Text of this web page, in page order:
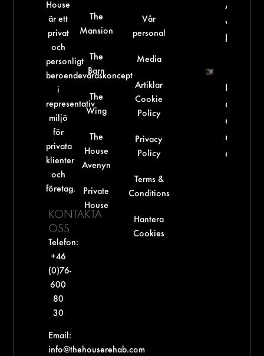
House
är ett
privat
och
personligt
beroendevårdskoncept
i
representativ
miljö
för
privata
klienter
och
företag.
KONTAKTA
OSS
Telefon:
+46
(0)76-
600
80
30‬
Email:
info@thehouserehab.com
The
Mansion
The
Barn
The
Wing
The
House
Avenyn
Private
House
Vår
personal
Media
Artiklar
Cookie
Policy
Privacy
Policy
Terms &
Conditions
Hantera
Cookies
vid
kan vi
Kan
dricka
alkohol
man äter